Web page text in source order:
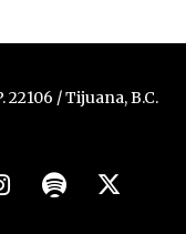
22106 / Tijuana, B.C.